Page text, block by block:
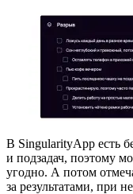
В SingularityApp есть
и подзадач, поэтому
угодно. А потом
за результатами, при